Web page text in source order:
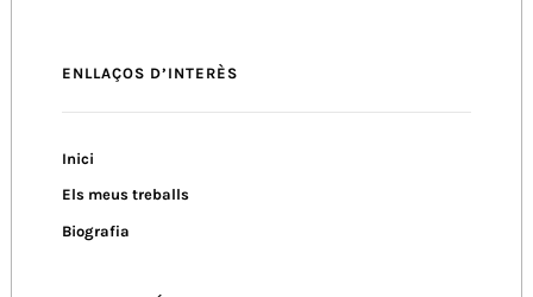
ENLLAÇOS D’INTERÈS
Inici
Els meus treballs
Biografia